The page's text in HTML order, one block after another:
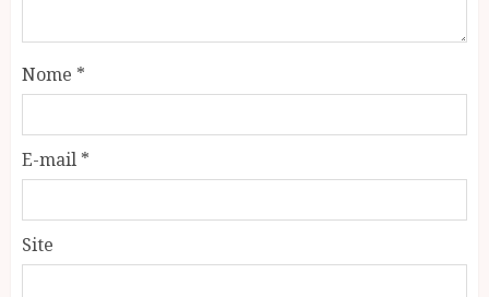
Nome *
E-mail *
Site